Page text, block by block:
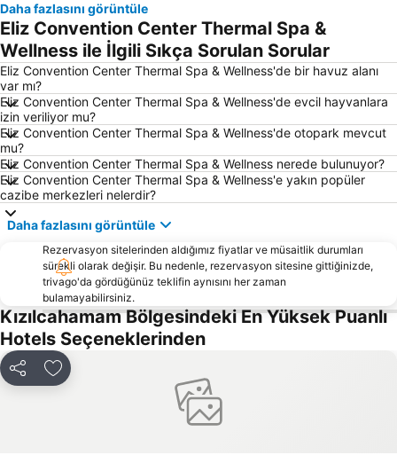
Daha fazlasını görüntüle
Eliz Convention Center Thermal Spa &
Wellness ile İlgili Sıkça Sorulan Sorular
Eliz Convention Center Thermal Spa & Wellness'de bir havuz alanı
var mı?
Eliz Convention Center Thermal Spa & Wellness'de evcil hayvanlara
izin veriliyor mu?
Eliz Convention Center Thermal Spa & Wellness'de otopark mevcut
mu?
Eliz Convention Center Thermal Spa & Wellness nerede bulunuyor?
Eliz Convention Center Thermal Spa & Wellness'e yakın popüler
cazibe merkezleri nelerdir?
Daha fazlasını görüntüle
Rezervasyon sitelerinden aldığımız fiyatlar ve müsaitlik durumları
sürekli olarak değişir. Bu nedenle, rezervasyon sitesine gittiğinizde,
trivago'da gördüğünüz teklifin aynısını her zaman
bulamayabilirsiniz.
Kızılcahamam Bölgesindeki En Yüksek Puanlı
Hotels Seçeneklerinden
Paylaş Favorilerime ekle